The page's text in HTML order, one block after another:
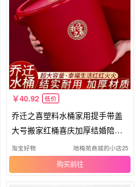
40.92 低价
乔迁之喜塑料水桶家用提手带盖
大号搬家红桶喜庆加厚结婚陪嫁
喜桶
淘宝好物 地梅苑商城的小店25
购买